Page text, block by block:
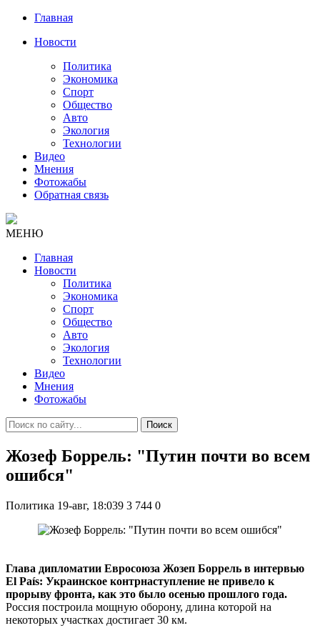
Главная
Новости
Политика
Экономика
Спорт
Общество
Авто
Экология
Технологии
Видео
Мнения
Фотожабы
Обратная связь
МЕНЮ
Главная
Новости
Политика
Экономика
Спорт
Общество
Авто
Экология
Технологии
Видео
Мнения
Фотожабы
Поиск
Жозеф Боррель: "Путин почти во всем
ошибся"
Политика 19-авг, 18:039 3 744 0
Глава дипломатии Евросоюза Жозеп Боррель в интервью
El País: Украинское контрнаступление не привело к
прорыву фронта, как это было осенью прошлого года.
Россия построила мощную оборону, длина которой на
некоторых участках достигает 30 км.